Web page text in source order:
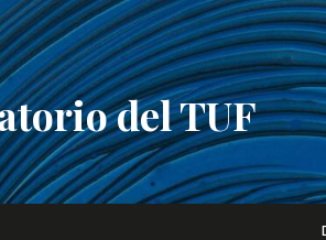
del TUF